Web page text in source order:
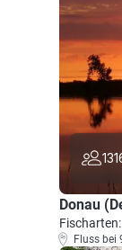
Donau
Fluss bei